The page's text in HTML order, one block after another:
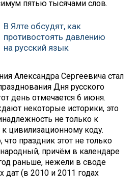
пятью тысячами слов.
В Ялте обсудят, как
противостоять давлению
на русский язык
Александра Сергеевича стал
Дня русского
день отмечается 6 июня.
некоторые историки, это
не только к
к цивилизационному коду.
праздник этот не только
причём в календаре
раньше, нежели в своде
дат (в 2010 и 2011 годах